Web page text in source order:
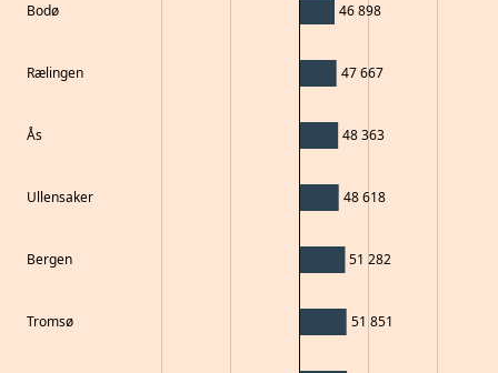
Bodø
Rælingen
Ås
Ullensaker
Bergen
Tromsø
46 898
47 667
48 363
48 618
51 282
51 851